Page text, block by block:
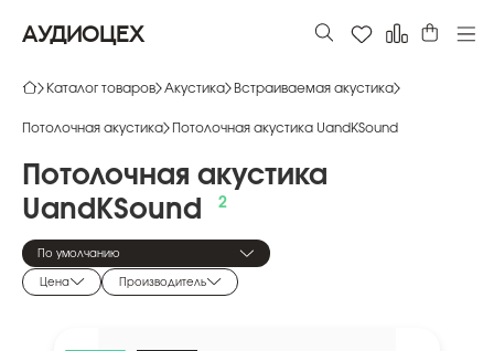
АУДИОЦЕХ
Каталог товаров Акустика Встраиваемая акустика
Потолочная акустика Потолочная акустика UandKSound
Потолочная акустика
UandKSound
Цена Производитель
По умолчанию